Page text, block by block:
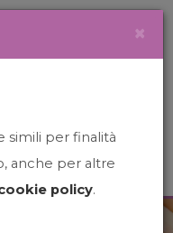
×
simili per finalità
anche per altre
policy.